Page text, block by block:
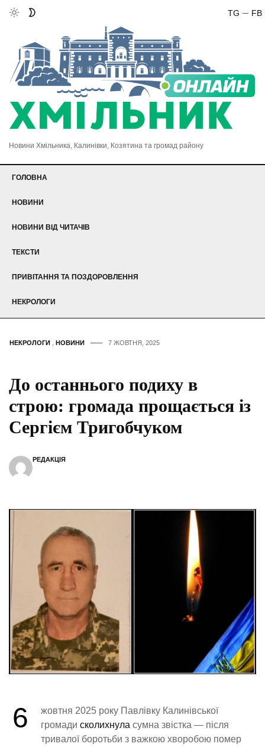
FB
TG
Новини Хмільника, Калинівки, Козятина та громад району
ГОЛОВНА
НОВИНИ
НОВИНИ ВІД ЧИТАЧІВ
ТЕКСТИ
ПРИВІТАННЯ ТА ПОЗДОРОВЛЕННЯ
НЕКРОЛОГИ
НЕКРОЛОГИ НОВИНИ 7 ЖОВТНЯ, 2025
До останнього подиху в
строю: громада прощається із
Сергієм Тригобчуком
РЕДАКЦІЯ
6
жовтня 2025 року Павлівку Калинівської
громади сколихнула сумна звістка — після
тривалої боротьби з важкою хворобою помер